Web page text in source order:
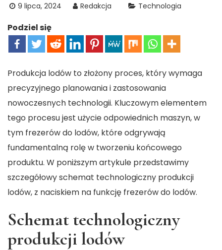
9 lipca, 2024 Redakcja Technologia
Podziel się
Produkcja lodów to złożony proces, który wymaga
precyzyjnego planowania i zastosowania
nowoczesnych technologii. Kluczowym elementem
tego procesu jest użycie odpowiednich maszyn, w
tym frezerów do lodów, które odgrywają
fundamentalną rolę w tworzeniu końcowego
produktu. W poniższym artykule przedstawimy
szczegółowy schemat technologiczny produkcji
lodów, z naciskiem na funkcję frezerów do lodów.
Schemat technologiczny
produkcji lodów